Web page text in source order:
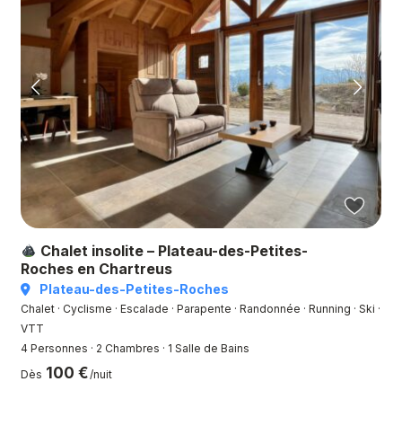
Chalet insolite – Plateau-des-Petites-
Roches en Chartreus
Plateau-des-Petites-Roches
Chalet · Cyclisme · Escalade · Parapente · Randonnée · Running · Ski ·
VTT
4 Personnes · 2 Chambres · 1 Salle de Bains
Dès 100 €/nuit